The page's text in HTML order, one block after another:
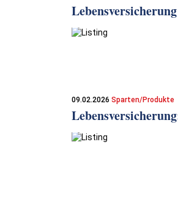
09.02.2026 Sparten/Produkte